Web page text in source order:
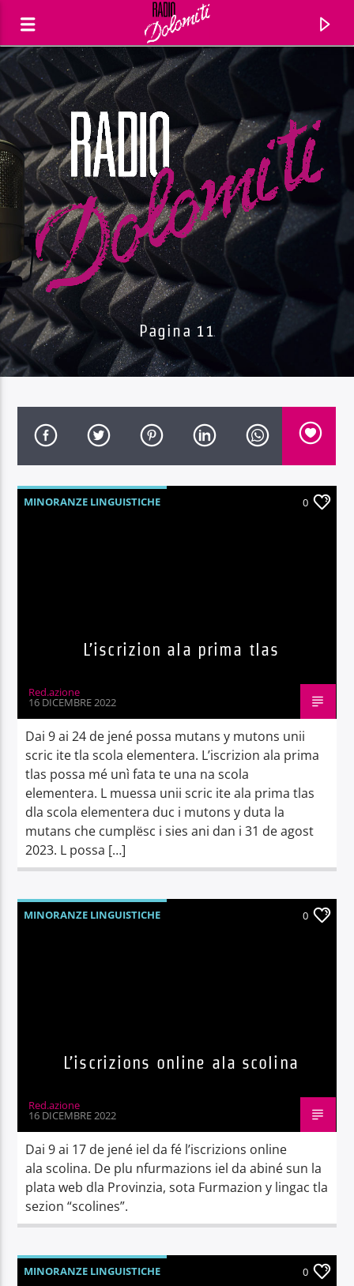
Traccia corrente
Titolo
Artista
Radio Dolomiti
Pagina 11
MINORANZE LINGUISTICHE 0
L’iscrizion ala prima tlas
Red.azione
16 DICEMBRE 2022
Dai 9 ai 24 de jené possa mutans y mutons unii
scric ite tla scola elementera. L’iscrizion ala prima
tlas possa mé unì fata te una na scola
elementera. L muessa unii scric ite ala prima tlas
dla scola elementera duc i mutons y duta la
mutans che cumplësc i sies ani dan i 31 de agost
2023. L possa […]
MINORANZE LINGUISTICHE 0
L’iscrizions online ala scolina
Red.azione
16 DICEMBRE 2022
Dai 9 ai 17 de jené iel da fé l’iscrizions online
ala scolina. De plu nfurmazions iel da abiné sun la
plata web dla Provinzia, sota Furmazion y lingac tla
sezion “scolines”.
MINORANZE LINGUISTICHE 0